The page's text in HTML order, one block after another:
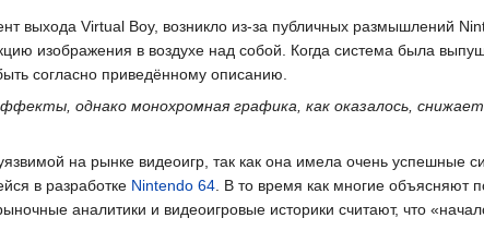
выхода Virtual Boy, возникло из-за публичных размышлений
изображения в воздухе над собой. Когда система была
согласно приведённому описанию.
однако монохромная графика, как оказалось, снижает
на рынке видеоигр, так как она имела очень успешные
в разработке Nintendo 64 . В то время как многие
аналитики и видеоигровые историки считают, что